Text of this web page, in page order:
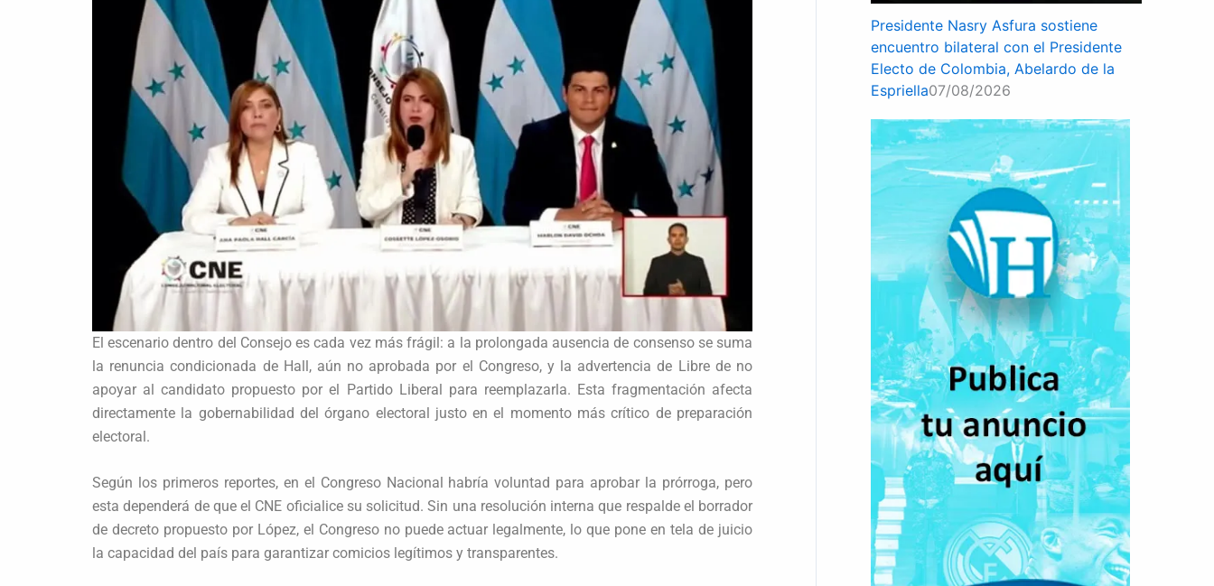
El escenario dentro del Consejo es cada vez más frágil: a la prolongada ausencia de consenso se suma
la renuncia condicionada de Hall, aún no aprobada por el Congreso, y la advertencia de Libre de no
apoyar al candidato propuesto por el Partido Liberal para reemplazarla. Esta fragmentación afecta
directamente la gobernabilidad del órgano electoral justo en el momento más crítico de preparación
electoral.
Según los primeros reportes, en el Congreso Nacional habría voluntad para aprobar la prórroga, pero
esta dependerá de que el CNE oficialice su solicitud. Sin una resolución interna que respalde el borrador
de decreto propuesto por López, el Congreso no puede actuar legalmente, lo que pone en tela de juicio
la capacidad del país para garantizar comicios legítimos y transparentes.
Presidente Nasry Asfura sostiene
encuentro bilateral con el Presidente
Electo de Colombia, Abelardo de la
Espriella07/08/2026